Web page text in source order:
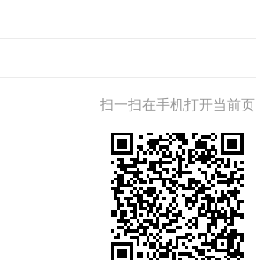
扫一扫在手机打开当前页